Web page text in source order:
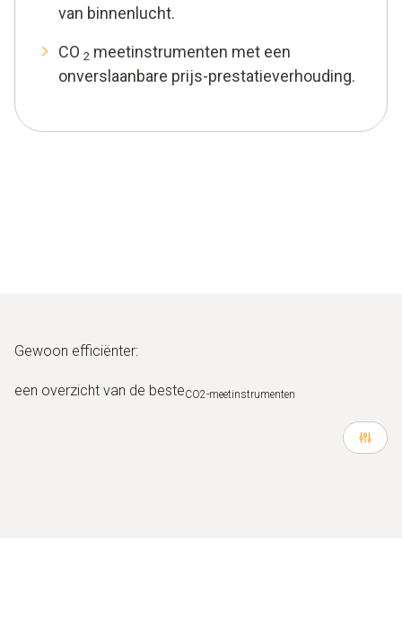
van binnenlucht.
CO 2 meetinstrumenten met een
onverslaanbare prijs-prestatieverhouding.
Gewoon efficiënter:
een overzicht van de besteCO2-meetinstrumenten